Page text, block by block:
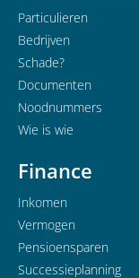
Particulieren
Bedrijven
Schade?
Documenten
Noodnummers
Wie is wie
Finance
Inkomen
Vermogen
Pensioensparen
Successieplanning